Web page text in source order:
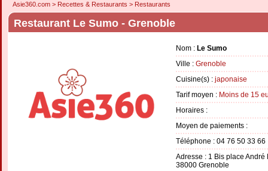
Asie360.com > Recettes & Restaurants > Restaurants
Restaurant Le Sumo - Grenoble
Nom : Le Sumo
Ville : Grenoble
Cuisine(s) : japonaise
Tarif moyen : Moins de 15
Horaires :
Moyen de paiements :
Téléphone : 04 76 50 33 66
Adresse : 1 Bis place André
38000 Grenoble